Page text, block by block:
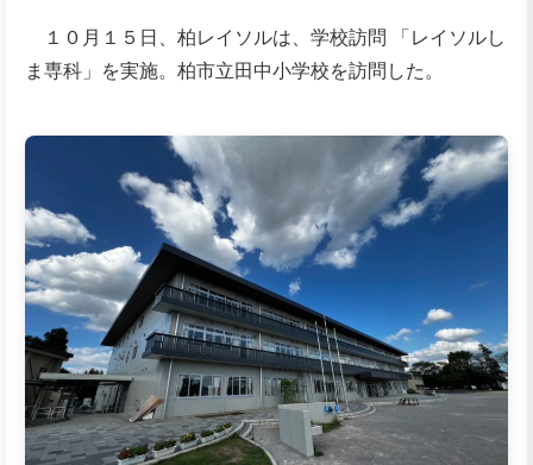
１０月１５日、柏レイソルは、学校訪問 「レイソルし
ま専科」を実施。柏市立田中小学校を訪問した。